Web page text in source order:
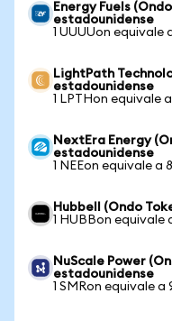
Energy Fuels
estadounidense
1 UUUUon equivale
LightPath
estadounidense
1 LPTHon equivale a
NextEra Energy
estadounidense
1 NEEon equivale a
Hubbell (Ondo
1 HUBBon equivale
NuScale Power
estadounidense
1 SMRon equivale a